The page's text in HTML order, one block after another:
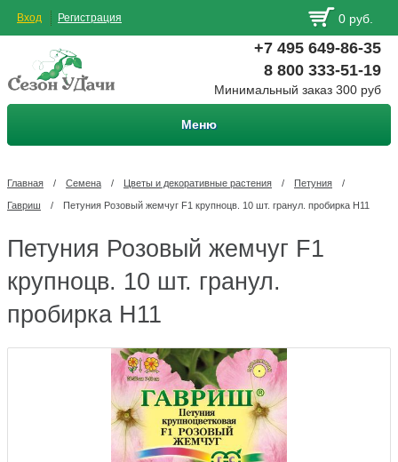
Вход Регистрация 0 руб.
+7 495 649-86-35
8 800 333-51-19
Минимальный заказ 300 руб
Меню
Главная / Семена / Цветы и декоративные растения / Петуния /
Гавриш / Петуния Розовый жемчуг F1 крупноцв. 10 шт. гранул. пробирка Н11
Петуния Розовый жемчуг F1
крупноцв. 10 шт. гранул.
пробирка Н11